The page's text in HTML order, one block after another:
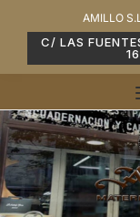
AMILLO
C/ LAS